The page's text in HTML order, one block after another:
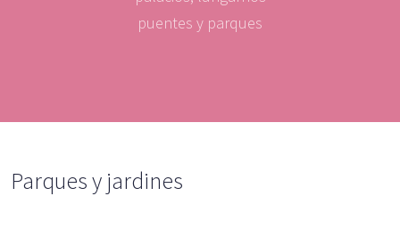
puentes y parques
Parques y jardines